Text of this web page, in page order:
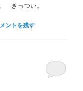
きっつい。
ントを残す